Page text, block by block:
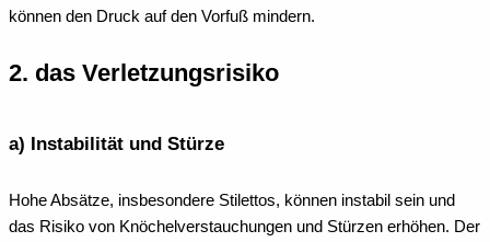
können den Druck auf den Vorfuß mindern.
2. das Verletzungsrisiko
a) Instabilität und Stürze
Hohe Absätze, insbesondere Stilettos, können instabil sein und
das Risiko von Knöchelverstauchungen und Stürzen erhöhen. Der